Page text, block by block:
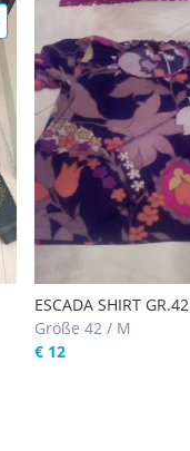
ESCADA SHIRT GR.42
Größe 42 / M
€ 12